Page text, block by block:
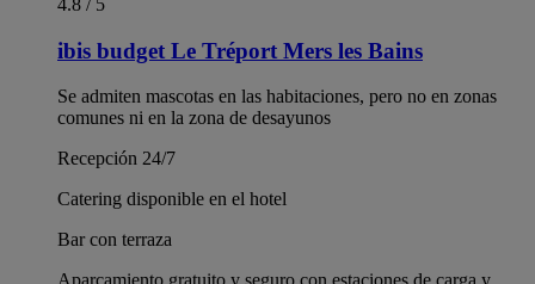
4.8 / 5
ibis budget Le Tréport Mers les Bains
Se admiten mascotas en las habitaciones, pero no en zonas
comunes ni en la zona de desayunos
Recepción 24/7
Catering disponible en el hotel
Bar con terraza